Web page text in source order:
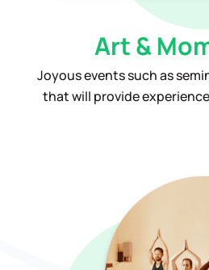
Art &
Joyous events such as
that will provide